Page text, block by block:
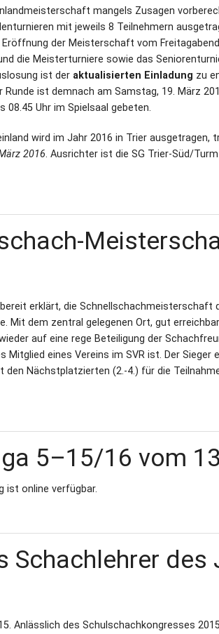
mangels Zusagen
mit jeweils 8 Teilnehmern
der Meisterschaft vom
die Meisterturniere sowie das
ist der aktualisierten Einladung zu
ist demnach am Samstag, 19. März
Uhr im Spielsaal gebeten.
wird im Jahr 2016 in Trier ausgetragen,
2016. Ausrichter ist die SG Trier-Süd/
erklärt, die Schnellschachmeisterschaft
Mit dem zentral gelegenen Ort, gut
auf eine rege Beteiligung der
eines Vereins im SVR ist. Der Sieger
Nächstplatzierten (2.-4.) für die
5–15/16 vom
ist online verfügbar.
Schachlehrer des
Anlässlich des Schulschachkongresses